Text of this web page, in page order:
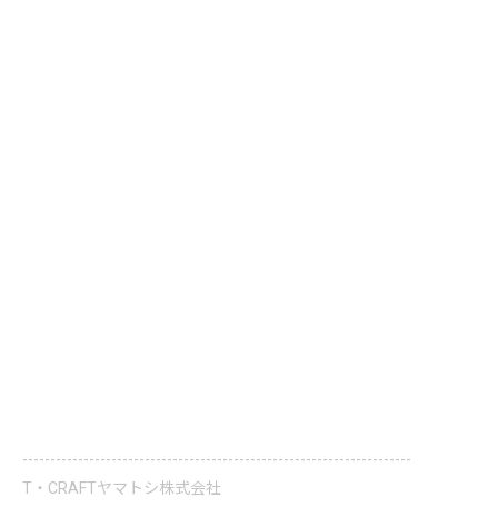
----------------------------------------------------------------------
T・CRAFTヤマトシ株式会社